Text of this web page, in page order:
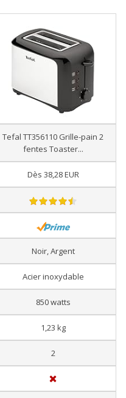
Tefal TT356110 Grille-pain 2
fentes Toaster...
Dès 38,28 EUR
Noir, Argent
Acier inoxydable
850 watts
1,23 kg
2